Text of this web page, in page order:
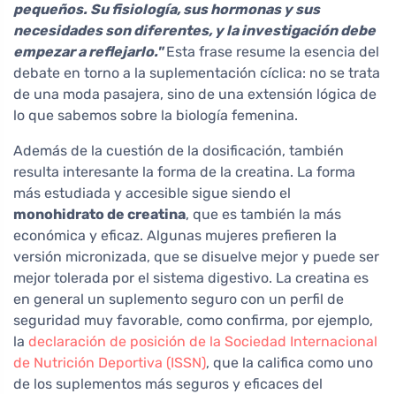
pequeños. Su fisiología, sus hormonas y sus
necesidades son diferentes, y la investigación debe
empezar a reflejarlo."Esta frase resume la esencia del
debate en torno a la suplementación cíclica: no se trata
de una moda pasajera, sino de una extensión lógica de
lo que sabemos sobre la biología femenina.
Además de la cuestión de la dosificación, también
resulta interesante la forma de la creatina. La forma
más estudiada y accesible sigue siendo el
monohidrato de creatina, que es también la más
económica y eficaz. Algunas mujeres prefieren la
versión micronizada, que se disuelve mejor y puede ser
mejor tolerada por el sistema digestivo. La creatina es
en general un suplemento seguro con un perfil de
seguridad muy favorable, como confirma, por ejemplo,
la declaración de posición de la Sociedad Internacional
de Nutrición Deportiva (ISSN), que la califica como uno
de los suplementos más seguros y eficaces del